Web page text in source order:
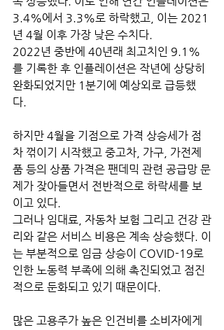
3.4%에서 3.3%로 하락했고, 이는 2021
년 4월 이후 가장 낮은 수치다.
2022년 중반에 40년래 최고치인 9.1%
를 기록한 후 인플레이션은 작년에 상당히
완화되었지만 1분기에 예상외로 급등했
다.
하지만 4월을 기점으로 가격 상승세가 점
차 꺾이기 시작했고 중고차, 가구, 가전제
품 등의 상품 가격은 팬데믹 관련 공급망 문
제가 잦아들면서 전반적으로 하락세를 보
이고 있다.
그러나 임대료, 자동차 보험 그리고 건강 관
리와 같은 서비스 비용은 계속 상승했다. 이
는 부분적으로 임금 상승이 COVID-19로
인한 노동력 부족에 의해 촉진되었고 점진
적으로 둔화되고 있기 때문이다.
많은 고용주가 높은 인건비를 소비자에게